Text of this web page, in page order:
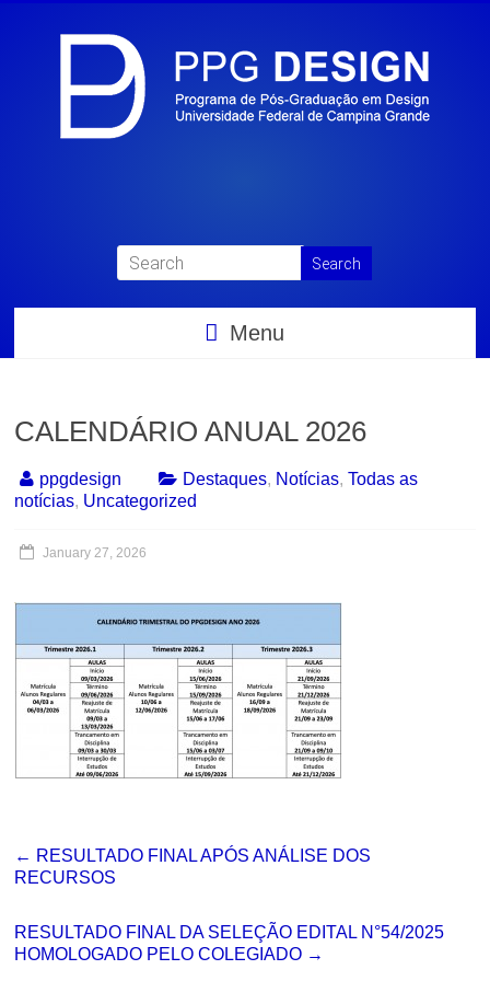
Menu
CALENDÁRIO ANUAL 2026
ppgdesign Destaques, Notícias,Todas as
notícias, Uncategorized
January 27, 2026
← RESULTADO FINAL APÓS ANÁLISE DOS
RECURSOS
RESULTADO FINAL DA SELEÇÃO EDITAL N°54/2025
HOMOLOGADO PELO COLEGIADO →